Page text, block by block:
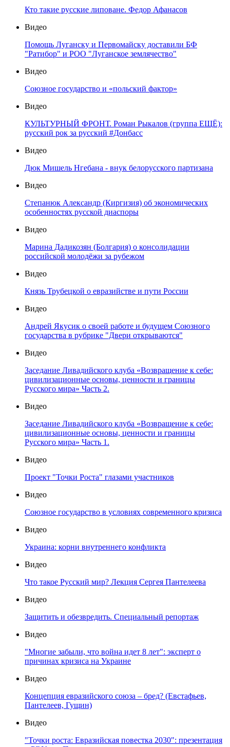
Кто такие русские липоване. Федор Афанасов
Видео
Помощь Луганску и Первомайску доставили БФ
"Ратибор" и РОО "Луганское землячество"
Видео
Союзное государство и «польский фактор»
Видео
КУЛЬТУРНЫЙ ФРОНТ. Роман Рыкалов (группа ЕЩЁ):
русский рок за русский #Донбасс
Видео
Дюк Мишель Нгебана - внук белорусского партизана
Видео
Степанюк Александр (Киргизия) об экономических
особенностях русской диаспоры
Видео
Марина Дадикозян (Болгария) о консолидации
российской молодёжи за рубежом
Видео
Князь Трубецкой о евразийстве и пути России
Видео
Андрей Якусик о своей работе и будущем Союзного
государства в рубрике "Двери открываются"
Видео
Заседание Ливадийского клуба «Возвращение к себе:
цивилизационные основы, ценности и границы
Русского мира» Часть 2.
Видео
Заседание Ливадийского клуба «Возвращение к себе:
цивилизационные основы, ценности и границы
Русского мира» Часть 1.
Видео
Проект "Точки Роста" глазами участников
Видео
Союзное государство в условиях современного кризиса
Видео
Украина: корни внутреннего конфликта
Видео
Что такое Русский мир? Лекция Сергея Пантелеева
Видео
Защитить и обезвредить. Специальный репортаж
Видео
"Многие забыли, что война идет 8 лет": эксперт о
причинах кризиса на Украине
Видео
Концепция евразийского союза – бред? (Евстафьев,
Пантелеев, Гущин)
Видео
"Точки роста: Евразийская повестка 2030": презентация